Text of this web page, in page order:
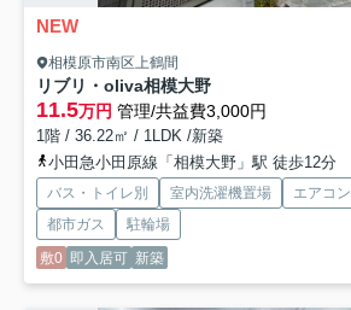
NEW
相模原市南区上鶴間
リブリ・oliva相模大野
11.5万円 管理/共益費3,000円
1階 / 36.22㎡ / 1LDK /新築
小田急小田原線「相模大野」駅 徒歩12分
バス・トイレ別 室内洗濯機置場 エアコン
都市ガス
駐輪場
敷0 即入居可 新築